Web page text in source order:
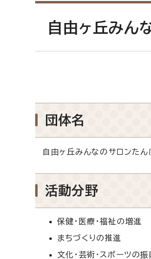
自由ヶ丘みん
団体名
自由ヶ丘みんなのサロンたん
活動分野
保健・医療・福祉の増進
まちづくりの推進
文化・芸術・スポーツの振